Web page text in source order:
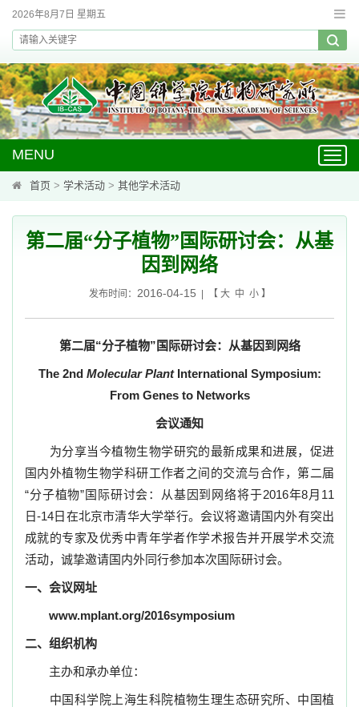
2026年8月7日 星期五
MENU
首页 > 学术活动 > 其他学术活动
第二届“分子植物”国际研讨会：从基
因到网络
发布时间： 2016-04-15 | 【 大 中 小】
第二届“分子植物” 国际研讨会：从基因到网络
The 2nd Molecular Plant International Symposium:
From Genes to Networks
会议通知
为分享当今植物生物学研究的最新成果和进展，促进
国内外植物生物学科研工作者之间的交流与合作，第二届
“分子植物”国际研讨会：从基因到网络将于2016年8月 11
日-14日在北京市清华大学举行。会议将邀请国内外有突出
成就的专家及优秀中青年学者作学术报告并开展学术交流
活动，诚挚邀请国内外同行参加本次国际研讨会。
一、会议网址
www.mplant.org/2016symposium
二、组织机构
主办和承办单位：
中国科学院上海生科院植物生理生态研究所、中国植